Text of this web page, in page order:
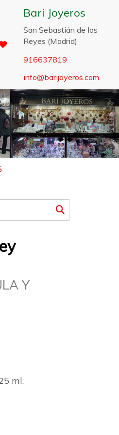
Bari Joyeros
San Sebastián de los
Reyes (Madrid)
916637819
info
barijoyeros.com
Y
ml.